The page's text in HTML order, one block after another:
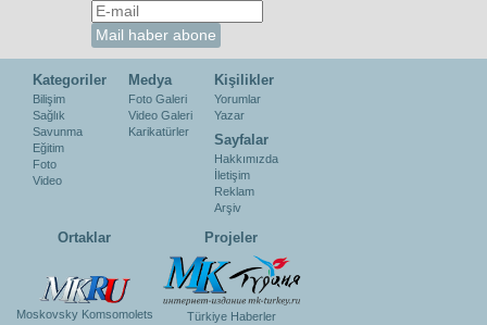
Kategoriler
Bilişim
Sağlık
Savunma
Eğitim
Foto
Video
Medya
Foto Galeri
Video Galeri
Karikatürler
Kişilikler
Yorumlar
Yazar
Sayfalar
Hakkımızda
İletişim
Reklam
Arşiv
Ortaklar
Moskovsky Komsomolets
Projeler
Türkiye Haberler